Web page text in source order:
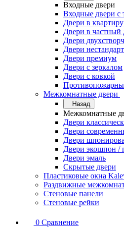
Входные двери
Входные двери с
Двери в квартиру
Двери в частный
Двери
Двери
Двери премиум
Двери с зеркалом
Двери с ковкой
Межкомнатные двери
Назад
Межкомнатные
Двери
Двери
Двери
Двери экошпон /
Двери эмаль
Скрытые двери
Пластиковые окна
Раздвижные
Стеновые панели
Стеновые рейки
0 Сравнение